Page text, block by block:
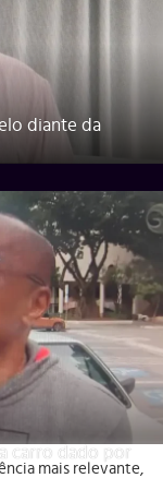
diante da
carro dado por
mais relevante,